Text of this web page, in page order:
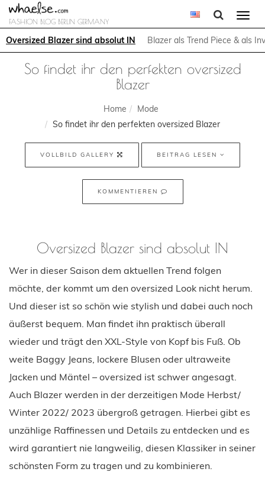
FASHION BLOG BERLIN GERMANY
Oversized Blazer sind absolut IN Blazer als Trend Piece & als
So findet ihr den perfekten oversized
Blazer
Home
Mode
So findet ihr den perfekten oversized Blazer
VOLLBILD GALLERY BEITRAG LESEN
KOMMENTIEREN
Oversized Blazer sind absolut IN
Wer in dieser Saison dem aktuellen Trend folgen
möchte, der kommt um den oversized Look nicht herum.
Und dieser ist so schön wie stylish und dabei auch noch
äußerst bequem. Man findet ihn praktisch überall
wieder und trägt den XXL-Style von Kopf bis Fuß. Ob
weite Baggy Jeans, lockere Blusen oder ultraweite
Jacken und Mäntel – oversized ist schwer angesagt.
Auch Blazer werden in der derzeitigen Mode Herbst/
Winter 2022/ 2023 übergroß getragen. Hierbei gibt es
unzählige Raffinessen und Details zu entdecken und es
wird garantiert nie langweilig, diesen Klassiker in seiner
schönsten Form zu tragen und zu kombinieren.